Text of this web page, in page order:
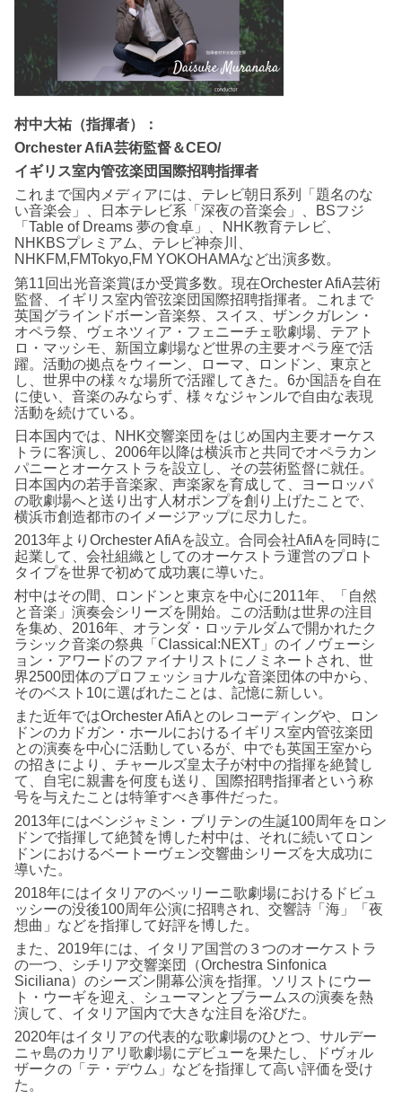
村中大祐（指揮者）：
Orchester AfiA芸術監督＆CEO/
イギリス室内管弦楽団国際招聘指揮者
これまで国内メディアには、テレビ朝日系列「題名のな
い音楽会」、日本テレビ系「深夜の音楽会」、BSフジ
「Table of Dreams 夢の食卓」、NHK教育テレビ、
NHKBSプレミアム、テレビ神奈川、
NHKFM,FMTokyo,FM YOKOHAMAなど出演多数。
第11回出光音楽賞ほか受賞多数。現在Orchester AfiA芸術
監督、イギリス室内管弦楽団国際招聘指揮者。これまで
英国グラインドボーン音楽祭、スイス、ザンクガレン・
オペラ祭、ヴェネツィア・フェニーチェ歌劇場、テアト
ロ・マッシモ、新国立劇場など世界の主要オペラ座で活
躍。活動の拠点をウィーン、ローマ、ロンドン、東京と
し、世界中の様々な場所で活躍してきた。6か国語を自在
に使い、音楽のみならず、様々なジャンルで自由な表現
活動を続けている。
日本国内では、NHK交響楽団をはじめ国内主要オーケス
トラに客演し、2006年以降は横浜市と共同でオペラカン
パニーとオーケストラを設立し、その芸術監督に就任。
日本国内の若手音楽家、声楽家を育成して、ヨーロッパ
の歌劇場へと送り出す人材ポンプを創り上げたことで、
横浜市創造都市のイメージアップに尽力した。
2013年よりOrchester AfiAを設立。合同会社AfiAを同時に
起業して、会社組織としてのオーケストラ運営のプロト
タイプを世界で初めて成功裏に導いた。
村中はその間、ロンドンと東京を中心に2011年、「自然
と音楽」演奏会シリーズを開始。この活動は世界の注目
を集め、2016年、オランダ・ロッテルダムで開かれたク
ラシック音楽の祭典「Classical:NEXT」のイノヴェーシ
ョン・アワードのファイナリストにノミネートされ、世
界2500団体のプロフェッショナルな音楽団体の中から、
そのベスト10に選ばれたことは、記憶に新しい。
また近年ではOrchester AfiAとのレコーディングや、ロン
ドンのカドガン・ホールにおけるイギリス室内管弦楽団
との演奏を中心に活動しているが、中でも英国王室から
の招きにより、チャールズ皇太子が村中の指揮を絶賛し
て、自宅に親書を何度も送り、国際招聘指揮者という称
号を与えたことは特筆すべき事件だった。
2013年にはベンジャミン・ブリテンの生誕100周年をロン
ドンで指揮して絶賛を博した村中は、それに続いてロン
ドンにおけるベートーヴェン交響曲シリーズを大成功に
導いた。
2018年にはイタリアのベッリーニ歌劇場におけるドビュ
ッシーの没後100周年公演に招聘され、交響詩「海」「夜
想曲」などを指揮して好評を博した。
また、2019年には、イタリア国営の３つのオーケストラ
の一つ、シチリア交響楽団（Orchestra Sinfonica
Siciliana）のシーズン開幕公演を指揮。ソリストにウー
ト・ウーギを迎え、シューマンとブラームスの演奏を熱
演して、イタリア国内で大きな注目を浴びた。
2020年はイタリアの代表的な歌劇場のひとつ、サルデー
ニャ島のカリアリ歌劇場にデビューを果たし、ドヴォル
ザークの「テ・デウム」などを指揮して高い評価を受け
た。